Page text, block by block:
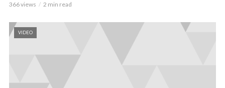
366 views 2 min read
VIDEO